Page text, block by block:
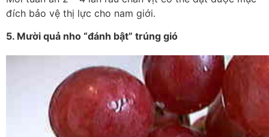
đích bảo vệ thị lực cho nam giới.
5. Mười quả nho “đánh bật” trúng gió